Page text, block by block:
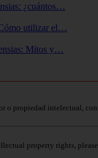
¿cuántos…
utilizar el…
Mitos y…
o propiedad intelectual,
property rights,